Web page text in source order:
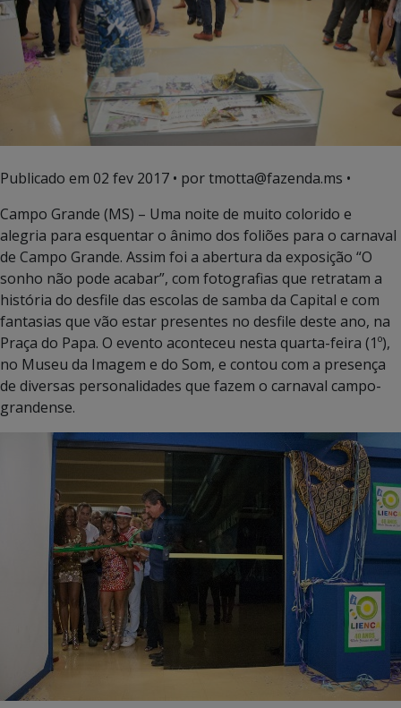
Publicado em 02 fev 2017 • por tmotta@fazenda.ms •
Campo Grande (MS) – Uma noite de muito colorido e
alegria para esquentar o ânimo dos foliões para o carnaval
de Campo Grande. Assim foi a abertura da exposição “O
sonho não pode acabar”, com fotografias que retratam a
história do desfile das escolas de samba da Capital e com
fantasias que vão estar presentes no desfile deste ano, na
Praça do Papa. O evento aconteceu nesta quarta-feira (1º),
no Museu da Imagem e do Som, e contou com a presença
de diversas personalidades que fazem o carnaval campo-
grandense.